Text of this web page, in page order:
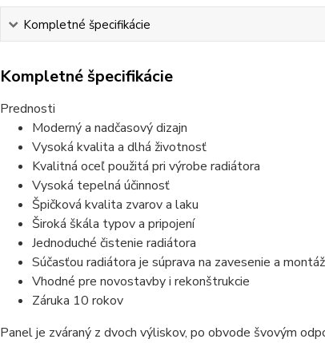
Kompletné špecifikácie
Kompletné špecifikácie
Prednosti
Moderný a nadčasový dizajn
Vysoká kvalita a dlhá životnosť
Kvalitná oceľ použitá pri výrobe radiátora
Vysoká tepelná účinnosť
Špičková kvalita zvarov a laku
Široká škála typov a pripojení
Jednoduché čistenie radiátora
Súčasťou radiátora je súprava na zavesenie a montáž
Vhodné pre novostavby i rekonštrukcie
Záruka 10 rokov
Panel je zváraný z dvoch výliskov, po obvode švovým